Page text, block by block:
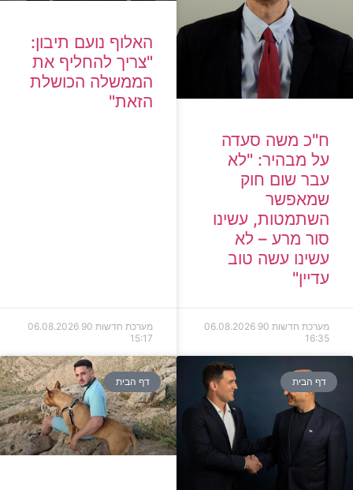
ח"כ משה סעדה
על מבהיר: "לא
עבר שום חוק
שמאפשר
השתמטות, עשינו
סור מרע – לא
עשינו עשה טוב
עדיין"
מערכת חדשות 90
06.08.2026
16:35
האלוף נועם תיבון:
"צריך להחליף את
הממשלה הכושלת
הזאת"
מערכת חדשות 90
06.08.2026
15:17
דף הבית דף הבית